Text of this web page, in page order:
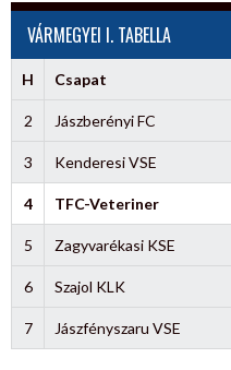
VÁRMEGYEI I. TABELLA
H Csapat
2 Jászberényi FC
3 Kenderesi VSE
4 TFC-Veteriner
5 Zagyvarékasi KSE
6 Szajol KLK
7 Jászfényszaru VSE